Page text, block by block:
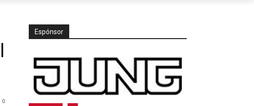
0
Espónsor